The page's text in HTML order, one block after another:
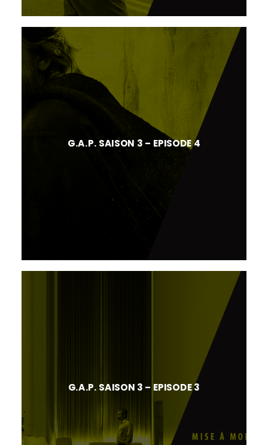
G.A.P. SAISON 3 – EPISODE 4
G.A.P. SAISON 3 – EPISODE 3